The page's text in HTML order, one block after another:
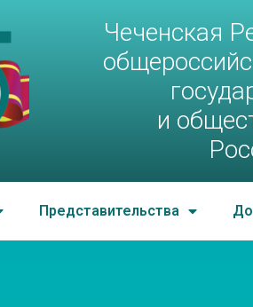
и
Чеченская
и
Представительства